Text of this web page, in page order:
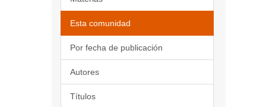
Esta comunidad
Por fecha de publicación
Autores
Títulos